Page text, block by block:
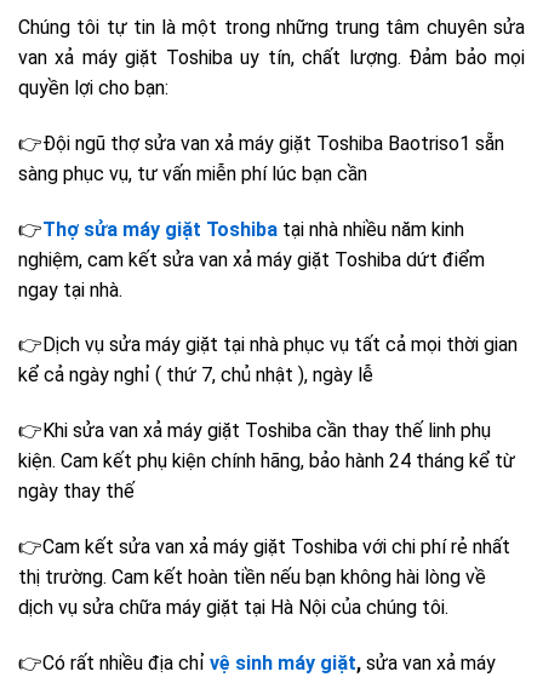
Chúng tôi tự tin là một trong những trung tâm chuyênsửa
van xả máy giặt Toshibauy tín, chất lượng. Đảm bảo mọi
quyền lợi cho bạn:
👉Đội ngũ thợ sửa van xả máy giặt Toshiba Baotriso1 sẵn
sàng phục vụ, tư vấn miễn phí lúc bạn cần
👉Thợ sửa máy giặt Toshiba tại nhà nhiều năm kinh
nghiệm, cam kết sửa van xả máy giặt Toshiba dứt điểm
ngay tại nhà.
👉Dịch vụ sửa máy giặt tại nhà phục vụ tất cả mọi thời gian
kể cả ngày nghỉ ( thứ 7, chủ nhật ), ngày lễ
👉Khi sửa van xả máy giặt Toshiba cần thay thế linh phụ
kiện. Cam kết phụ kiện chính hãng, bảo hành 24 tháng kể từ
ngày thay thế
👉Cam kết sửa van xả máy giặt Toshiba với chi phí rẻ nhất
thị trường. Cam kết hoàn tiền nếu bạn không hài lòng về
dịch vụ sửa chữa máy giặt tại Hà Nội của chúng tôi.
👉Có rất nhiều địa chỉ vệ sinh máy giặt, sửa van xả máy